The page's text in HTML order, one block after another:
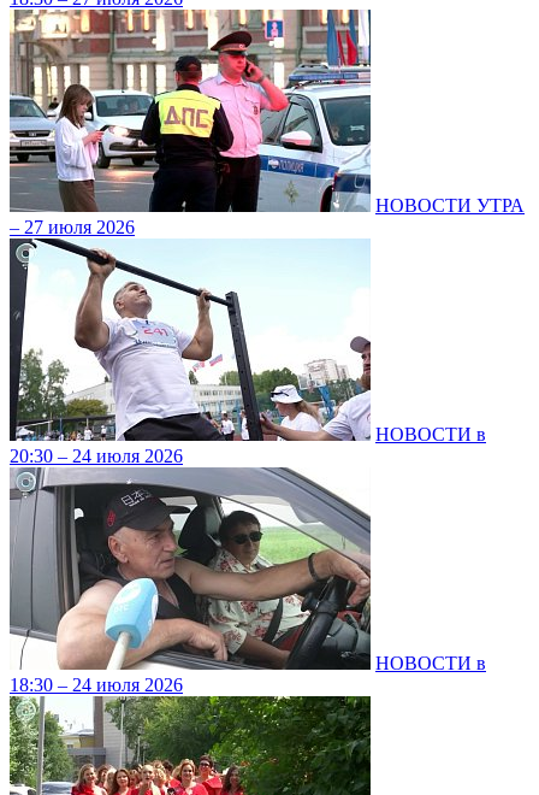
НОВОСТИ УТРА
– 27 июля 2026
НОВОСТИ в
20:30 – 24 июля 2026
НОВОСТИ в
18:30 – 24 июля 2026